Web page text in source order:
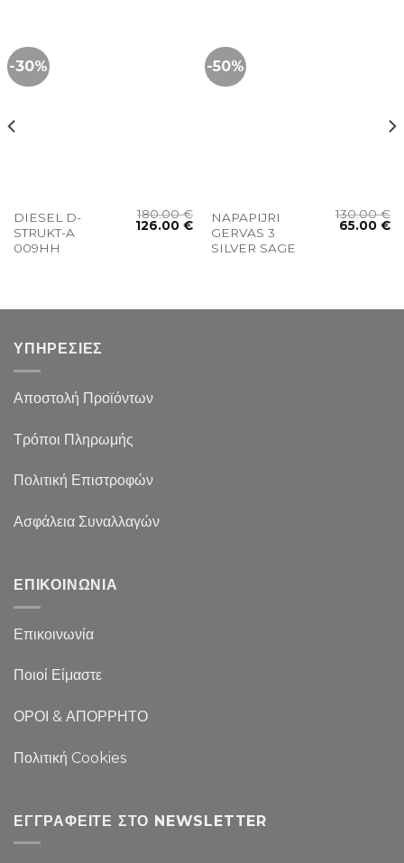
-30%
DIESEL D-
STRUKT-A
009HH
180.00€
126.00€
-50%
NAPAPIJRI
GERVAS 3
SILVER SAGE
130.00€
65.00€
ΥΠΗΡΕΣΙΕΣ
Αποστολή Προϊόντων
Τρόποι Πληρωμής
Πολιτική Επιστροφών
Ασφάλεια Συναλλαγών
ΕΠΙΚΟΙΝΩΝΙΑ
Επικοινωνία
Ποιοί Είμαστε
ΟΡΟΙ & ΑΠΟΡΡΗΤΟ
Πολιτική Cookies
ΕΓΓΡΑΦΕΊΤΕ ΣΤΟ NEWSLETTER